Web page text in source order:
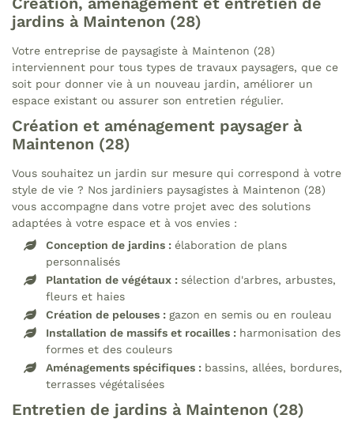
Accueil
prestations
Élagage
réalisations
Avis
Une
09 74 56 16
Restez
Inscription
jardins à Maintenon (28)
Votre entreprise de paysagiste à Maintenon (28)
interviennent pour tous types de travaux paysagers, que ce
soit pour donner vie à un nouveau jardin, améliorer un
espace existant ou assurer son entretien régulier.
Création et aménagement paysager à
Maintenon (28)
Vous souhaitez un jardin sur mesure qui correspond à votre
style de vie ? Nos jardiniers paysagistes à Maintenon (28)
vous accompagne dans votre projet avec des solutions
adaptées à votre espace et à vos envies :
Conception de jardins : élaboration de plans
personnalisés
Plantation de végétaux : sélection d'arbres, arbustes,
fleurs et haies
Création de pelouses : gazon en semis ou en rouleau
Installation de massifs et rocailles : harmonisation des
formes et des couleurs
Aménagements spécifiques : bassins, allées, bordures,
terrasses végétalisées
Entretien de jardins à Maintenon (28)